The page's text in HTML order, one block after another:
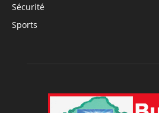
Sécurité
Sports